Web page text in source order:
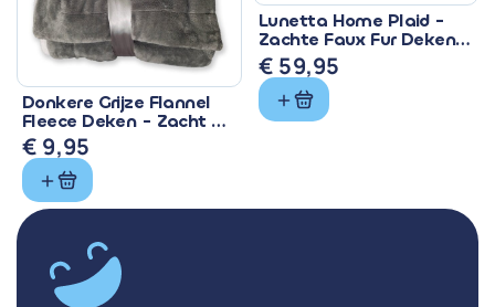
Donkere Grijze Flannel
Fleece Deken - Zacht &
Warm
€ 9,95
Lunetta Home Plaid -
Zachte Faux Fur Deken
150x200 cm
€ 59,95